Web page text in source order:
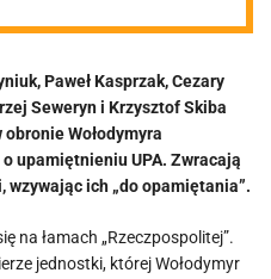
i
Paweł Kasprzak, Cezary
Seweryn i Krzysztof Skiba
Wołodymyra
upamiętnieniu UPA. Zwracają
ich „do opamiętania”.
na łamach „Rzeczpospolitej”.
jednostki, której Wołodymyr